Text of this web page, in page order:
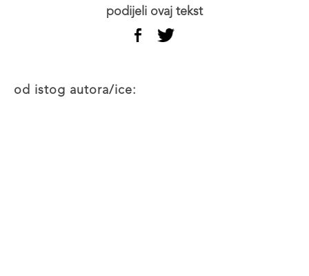
podijeli ovaj tekst
od istog autora/ice: